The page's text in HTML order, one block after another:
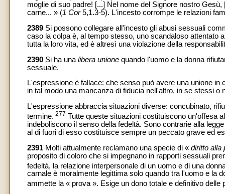
moglie di suo padre! [...] Nel nome del Signore nostro
carne... » (1 Cor5,1.3-5). L'incesto corrompe le relazioni
2389 Si possono collegare all'incesto gli abusi sessuali
caso la colpa è, al tempo stesso, uno scandaloso attentato
tutta la loro vita, ed è altresì una violazione della
2390 Si ha una libera unione quando l'uomo e la donna
sessuale.
L'espressione è fallace: che senso può avere una unione
in tal modo una mancanza di fiducia nell'altro, in se stessi o
L'espressione abbraccia situazioni diverse: concubinato,
termine. 277 Tutte queste situazioni costituiscono un'offesa
indeboliscono il senso della fedeltà. Sono contrarie alla
al di fuori di esso costituisce sempre un peccato grave ed
2391 Molti attualmente reclamano una specie di « diritto alla
proposito di coloro che si impegnano in rapporti sessuali
fedeltà, la relazione interpersonale di un uomo e di una
carnale è moralmente legittima solo quando tra l'uomo e la
ammette la « prova ». Esige un dono totale e definitivo delle